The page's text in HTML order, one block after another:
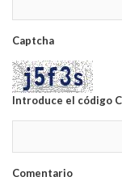
Captcha
Introduce el código
Comentario